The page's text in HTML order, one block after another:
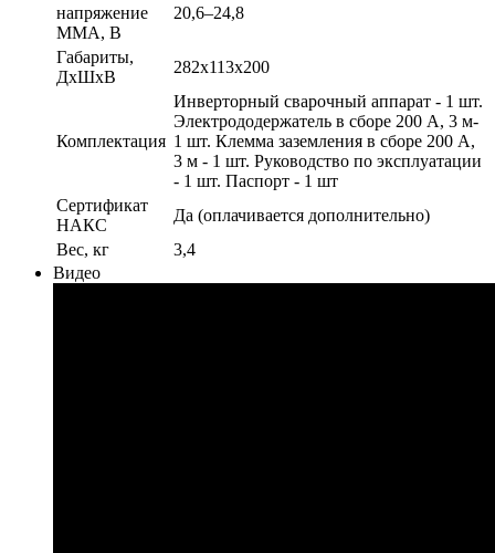
напряжение
ММА, В
20,6–24,8
Габариты,
ДхШхВ
282х113х200
Комплектация
Инверторный сварочный аппарат - 1 шт.
Электрододержатель в сборе 200 А, 3 м-
1 шт. Клемма заземления в сборе 200 А,
3 м - 1 шт. Руководство по эксплуатации
- 1 шт. Паспорт - 1 шт
Сертификат
НАКС
Да (оплачивается дополнительно)
Вес, кг
3,4
Видео